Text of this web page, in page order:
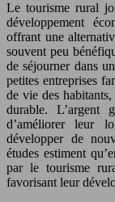
Le tourisme rural
développement
offrant une
souvent peu
de séjourner dans
petites entreprises
de vie des
durable. L’argent
d’améliorer leur
développer de
études estiment
par le tourisme
favorisant leur